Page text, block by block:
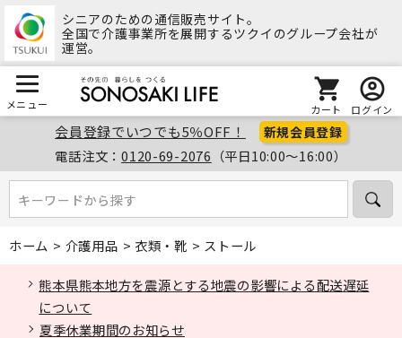
シニアのための通信販売サイト。
全国で介護事業所を展開するツクイのグループ会社が
運営。
メニュー カート ログイン
会員登録でいつでも5％OFF！ 新規会員登録
電話注文：0120-69-2076 （平日10:00～16:00）
キーワードから探す
キーワードから探す
ホーム > 介護用品 > 衣類・靴 > ストール
熊本県熊本地方を震源とする地震の影響による配送遅延
について
夏季休業期間のお知らせ